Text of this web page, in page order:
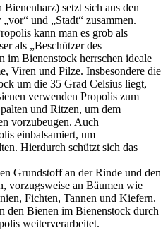
setzt sich aus den
und „Stadt“ zusammen.
kann man es grob als
als „Beschützer des
im Bienenstock herrschen ideale
Viren und Pilze. Insbesondere die
um die 35 Grad Celsius liegt,
verwenden Propolis zum
und Ritzen, um dem
vorzubeugen. Auch
einbalsamiert, um
Hierdurch schützt sich das
Grundstoff an der Rinde und den
vorzugsweise an Bäumen wie
Fichten, Tannen und Kiefern.
den Bienen im Bienenstock durch
weiterverarbeitet.